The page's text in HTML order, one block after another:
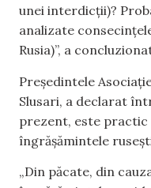
unei interdicții)?
analizate
Rusia)”, a
Președintele
Slusari, a declarat
prezent, este practic
îngrășămintele
„Din păcate, din